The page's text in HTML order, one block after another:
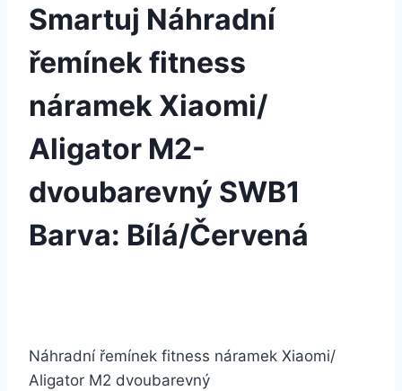
Smartuj Náhradní
řemínek fitness
náramek Xiaomi/
Aligator M2-
dvoubarevný SWB1
Barva: Bílá/Červená
Náhradní řemínek fitness náramek Xiaomi/
Aligator M2 dvoubarevný